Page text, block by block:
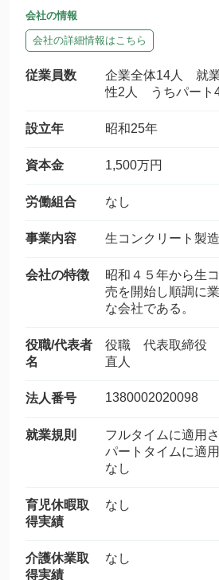
会社の情報
会社の詳細情報はこちら
従業員数
企業全体14人 就
性2人 うちパート
設立年 昭和25年
資本金 1,500万円
労働組合 なし
事業内容 生コンクリート製造
会社の特徴
昭和４５年から生
売を開始し順調に
な会社である。
役職/代表者
名
役職 代表取締
直人
法人番号 1380002020098
就業規則
フルタイムに適
パートタイムに適
なし
育児休暇取
得実績
なし
介護休業取
得実績
なし